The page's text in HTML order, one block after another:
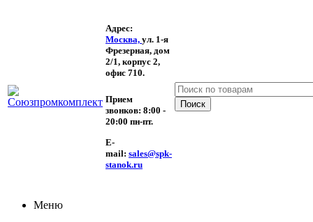
Адрес:
Москва, ул. 1-я
Фрезерная, дом
2/1, корпус 2,
офис 710.
Прием
звонков: 8:00 -
20:00 пн-пт.
E-
mail: sales@spk-
stanok.ru
Меню